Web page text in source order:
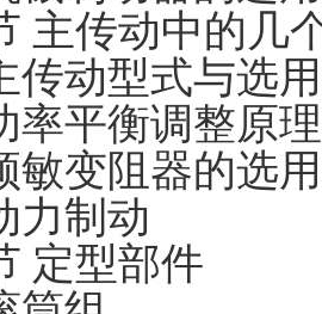
主传动中的几
传动型式与选用
率平衡调整原
敏变阻器的选用
力制动
定型部件